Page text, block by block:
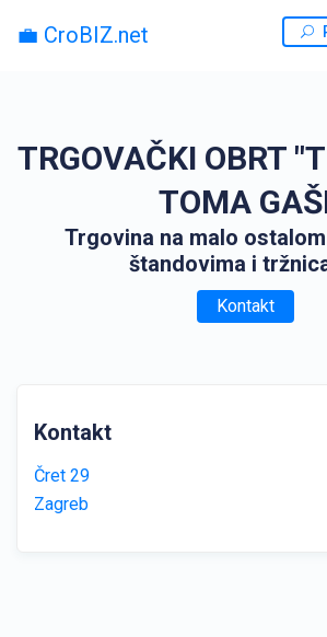
💼 CroBIZ.net
TRGOVAČKI OBRT
TOMA
Trgovina na malo
štandovima i
Kontakt
Kontakt
Čret 29
Zagreb